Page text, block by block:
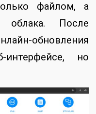
файлом, а
После
обновления
но